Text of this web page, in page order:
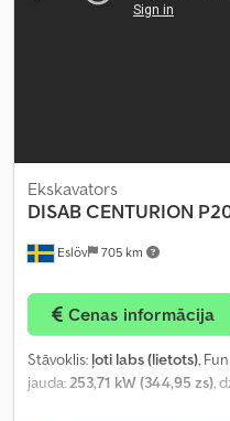
Eslöv 705 km
Ekskavators
DISABCENTURION
Cenas informācija
Stāvoklis: ļoti labs (lietots),
jauda:253,71 kW (344,95 zs),